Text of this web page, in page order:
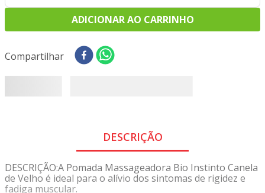
ADICIONAR AO CARRINHO
Compartilhar
DESCRIÇÃO
DESCRIÇÃO:A Pomada Massageadora Bio Instinto Canela
de Velho é ideal para o alívio dos sintomas de rigidez e
fadiga muscular.